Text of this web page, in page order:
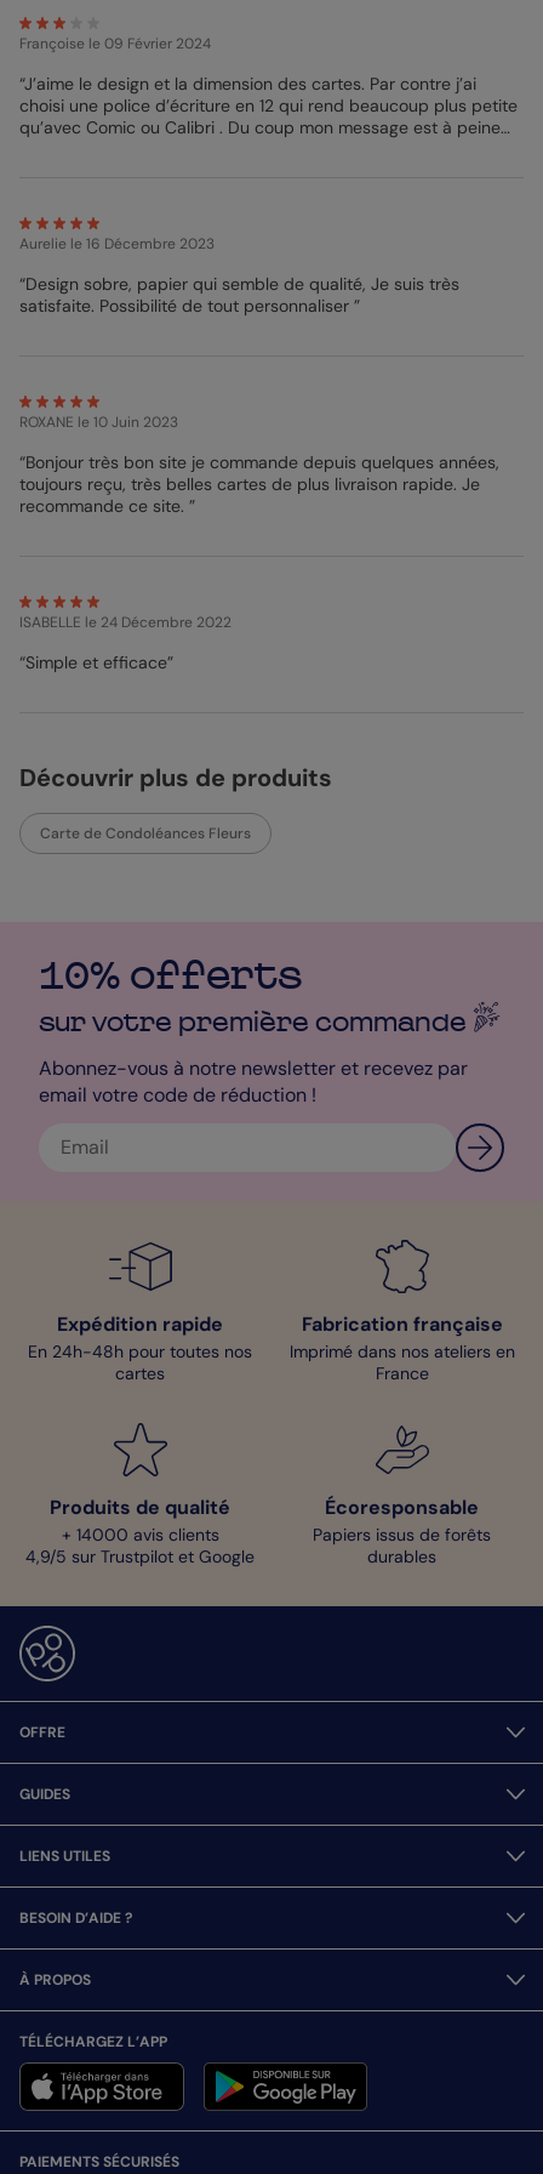
Clara - Pop Designer
Françoise le 09 Février 2024
“J’aime le design et la dimension des cartes. Par contre j’ai
choisi une police d’écriture en 12 qui rend beaucoup plus petite
qu’avec Comic ou Calibri . Du coup mon message est à peine
Aurelie le 16 Décembre 2023
“Design sobre, papier qui semble de qualité, Je suis très
satisfaite. Possibilité de tout personnaliser ”
ROXANE le 10 Juin 2023
“Bonjour très bon site je commande depuis quelques années,
toujours reçu, très belles cartes de plus livraison rapide. Je
recommande ce site. ”
ISABELLE le 24 Décembre 2022
“Simple et efficace”
Découvrir plus de produits
Carte de Condoléances Fleurs
10% offerts
sur votre première commande
Abonnez-vous à notre newsletter et recevez par
email votre code de réduction !
Expédition rapide
En 24h-48h pour toutes nos
cartes
Fabrication française
Imprimé dans nos ateliers en
France
Produits de qualité
+ 14000 avis clients
4,9/5 sur Trustpilot et Google
Écoresponsable
Papiers issus de forêts
durables
OFFRE
GUIDES
LIENS UTILES
BESOIN D’AIDE ?
À PROPOS
TÉLÉCHARGEZ L’APP
PAIEMENTS SÉCURISÉS